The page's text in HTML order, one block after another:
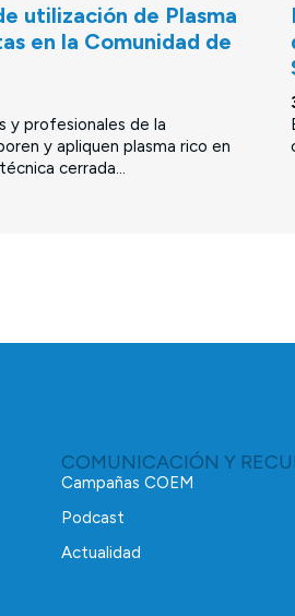
utilización de Plasma
en la Comunidad de
y profesionales de la
y apliquen plasma rico en
cerrada...
COMUNICACIÓN Y
Campañas COEM
Podcast
Actualidad